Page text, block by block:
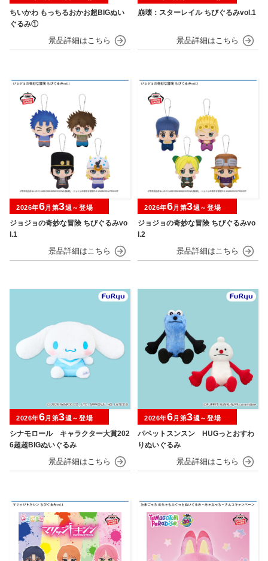
ちいかわ もっちるおかお超BIGぬい
ぐるみ①
崩壊：スターレイル ちびぐるみvol.1
ジョジョの奇妙な冒険 ちびぐるみvo
l.1
2026年6月第3週～登場
ジョジョの奇妙な冒険 ちびぐるみvo
l.2
2026年6月第3週～登場
シナモロール キャラクター大賞202
6超超BIGぬいぐるみ
2026年6月第3週～登場
パペットスンスン HUGっとおすわ
りぬいぐるみ
2026年6月第3週～登場